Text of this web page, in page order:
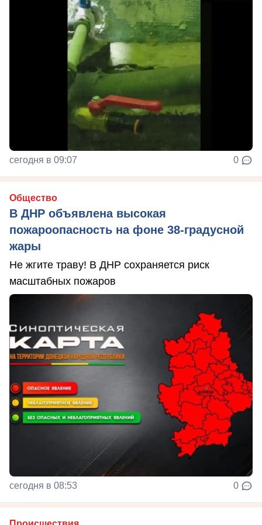
сегодня в 09:07 0
Общество
В ДНР объявлена высокая
пожароопасность на фоне 38-градусной
жары
Не жгите траву! В ДНР сохраняется риск
масштабных пожаров
сегодня в 08:53 0